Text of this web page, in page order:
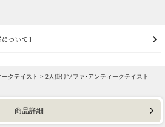
クテイスト > 2人掛けソファ･アンティークテイスト
商品詳細